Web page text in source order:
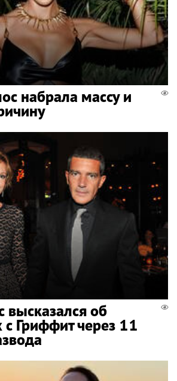
набрала массу и
высказался об
Гриффит через 11